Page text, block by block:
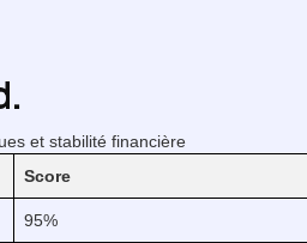
et stabilité financière
Score
95%